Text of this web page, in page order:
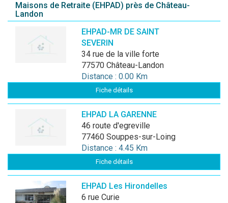
Maisons de Retraite (EHPAD) près de Château-
Landon
EHPAD-MR DE SAINT
SEVERIN
34 rue de la ville forte
77570 Château-Landon
Distance : 0.00 Km
Fiche détails
EHPAD LA GARENNE
46 route d'egreville
77460 Souppes-sur-Loing
Distance : 4.45 Km
Fiche détails
EHPAD Les Hirondelles
6 rue Curie